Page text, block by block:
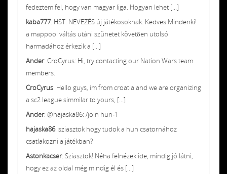
fedeztem fel, hogy van magyar liga. Hogyan lehet [...]
kaba777: HST: NEVEZÉS új játékosoknak. Kedves Mindenki!
a mappool váltás utáni szünetet követően utolsó
harmadához érkezik a [...]
Ander: CroCyrus: Hi, try contacting our Nation Wars team
members.
CroCyrus: Hello guys, im from croatia and we are organizing
a sc2 league simmilar to yours, [...]
Ander: @hajaska86: /join hun-1
hajaska86: sziasztok hogy tudok a hun csatornához
csatlakozni a játékban?
Astonkacser: Sziasztok! Néha felnézek ide, mindig jó látni,
hogy ez az oldal még mindig él és [...]